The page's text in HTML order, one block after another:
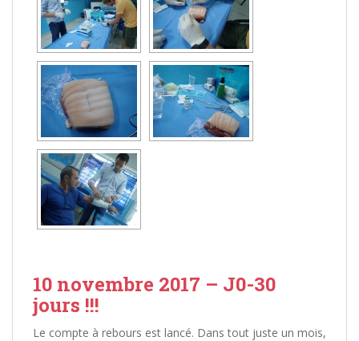
10 novembre 2017 – J0-30
jours !!!
Le compte à rebours est lancé. Dans tout juste un mois,